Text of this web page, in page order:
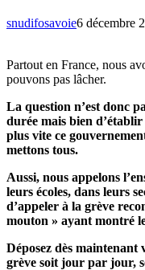
snudifosavoie6 décembre
Partout en France, nous
pouvons pas lâcher.
La question n’est donc
durée mais bien
plus vite ce
mettons tous.
Aussi, nous appelons
leurs écoles, dans leurs
d’appeler à la grève
mouton » ayant montré
Déposez dès
grève soit jour par jour,